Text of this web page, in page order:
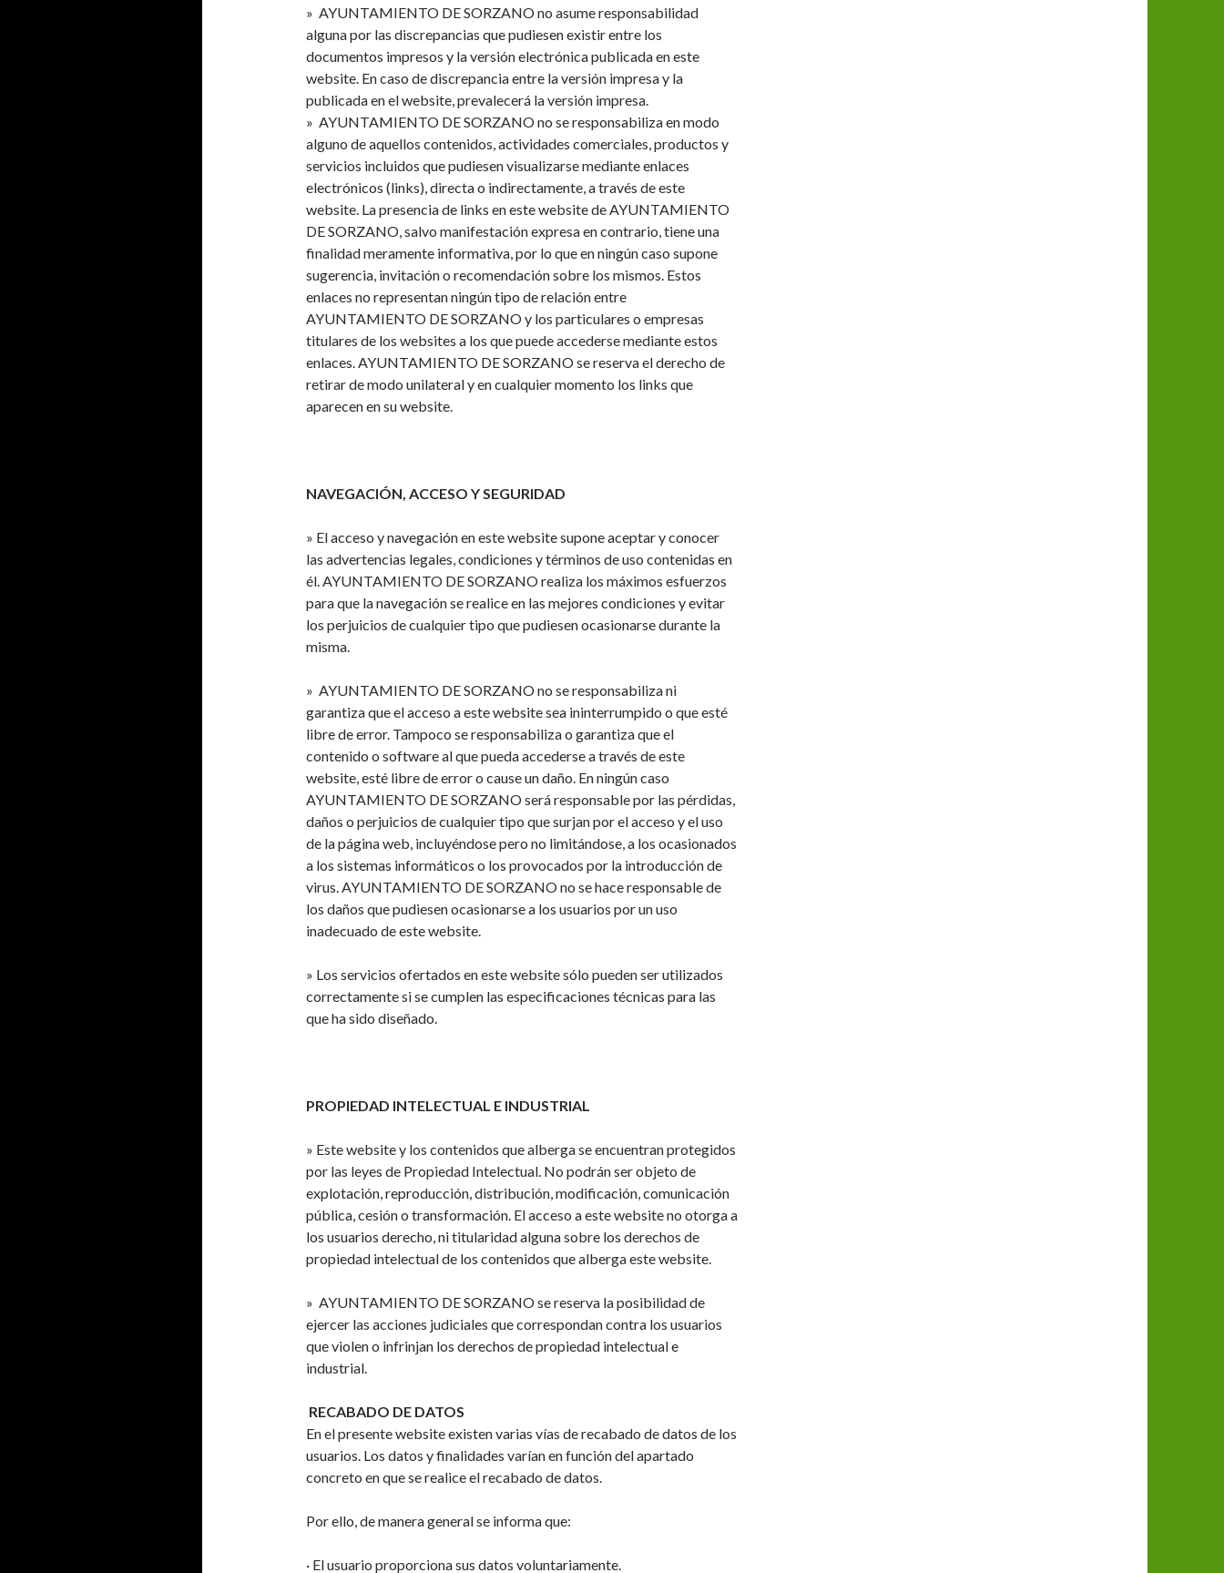
» AYUNTAMIENTO DE SORZANO no asume responsabilidad
alguna por las discrepancias que pudiesen existir entre los
documentos impresos y la versión electrónica publicada en este
website. En caso de discrepancia entre la versión impresa y la
publicada en el website, prevalecerá la versión impresa.
» AYUNTAMIENTO DE SORZANO no se responsabiliza en modo
alguno de aquellos contenidos, actividades comerciales, productos y
servicios incluidos que pudiesen visualizarse mediante enlaces
electrónicos (links), directa o indirectamente, a través de este
website. La presencia de links en este website de AYUNTAMIENTO
DE SORZANO, salvo manifestación expresa en contrario, tiene una
finalidad meramente informativa, por lo que en ningún caso supone
sugerencia, invitación o recomendación sobre los mismos. Estos
enlaces no representan ningún tipo de relación entre
AYUNTAMIENTO DE SORZANO y los particulares o empresas
titulares de los websites a los que puede accederse mediante estos
enlaces. AYUNTAMIENTO DE SORZANO se reserva el derecho de
retirar de modo unilateral y en cualquier momento los links que
aparecen en su website.
NAVEGACIÓN, ACCESO Y SEGURIDAD
» El acceso y navegación en este website supone aceptar y conocer
las advertencias legales, condiciones y términos de uso contenidas en
él. AYUNTAMIENTO DE SORZANO realiza los máximos esfuerzos
para que la navegación se realice en las mejores condiciones y evitar
los perjuicios de cualquier tipo que pudiesen ocasionarse durante la
misma.
» AYUNTAMIENTO DE SORZANO no se responsabiliza ni
garantiza que el acceso a este website sea ininterrumpido o que esté
libre de error. Tampoco se responsabiliza o garantiza que el
contenido o software al que pueda accederse a través de este
website, esté libre de error o cause un daño. En ningún caso
AYUNTAMIENTO DE SORZANO será responsable por las pérdidas,
daños o perjuicios de cualquier tipo que surjan por el acceso y el uso
de la página web, incluyéndose pero no limitándose, a los ocasionados
a los sistemas informáticos o los provocados por la introducción de
virus. AYUNTAMIENTO DE SORZANO no se hace responsable de
los daños que pudiesen ocasionarse a los usuarios por un uso
inadecuado de este website.
» Los servicios ofertados en este website sólo pueden ser utilizados
correctamente si se cumplen las especificaciones técnicas para las
que ha sido diseñado.
PROPIEDAD INTELECTUAL E INDUSTRIAL
» Este website y los contenidos que alberga se encuentran protegidos
por las leyes de Propiedad Intelectual. No podrán ser objeto de
explotación, reproducción, distribución, modificación, comunicación
pública, cesión o transformación. El acceso a este website no otorga a
los usuarios derecho, ni titularidad alguna sobre los derechos de
propiedad intelectual de los contenidos que alberga este website.
» AYUNTAMIENTO DE SORZANO se reserva la posibilidad de
ejercer las acciones judiciales que correspondan contra los usuarios
que violen o infrinjan los derechos de propiedad intelectual e
industrial.
RECABADO DE DATOS
En el presente website existen varias vías de recabado de datos de los
usuarios. Los datos y finalidades varían en función del apartado
concreto en que se realice el recabado de datos.
Por ello, de manera general se informa que:
· El usuario proporciona sus datos voluntariamente.